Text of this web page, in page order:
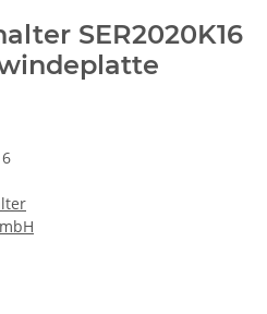
SER2020K16